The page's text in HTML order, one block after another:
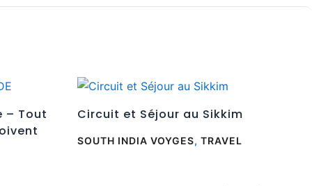
– Tout
Circuit et Séjour au Sikkim
SOUTH INDIA VOYGES, TRAVEL